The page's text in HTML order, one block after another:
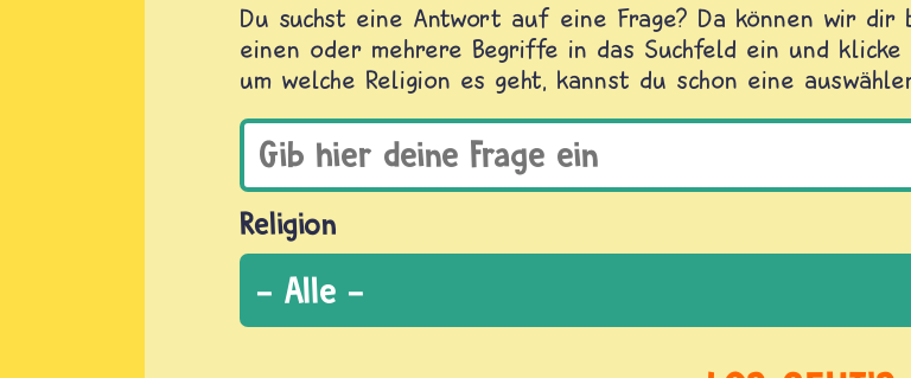
Du suchst eine Antwort auf eine Frage? Da können wir dir
einen oder mehrere Begriffe in das Suchfeld ein und klicke
um welche Religion es geht, kannst du schon eine
Religion